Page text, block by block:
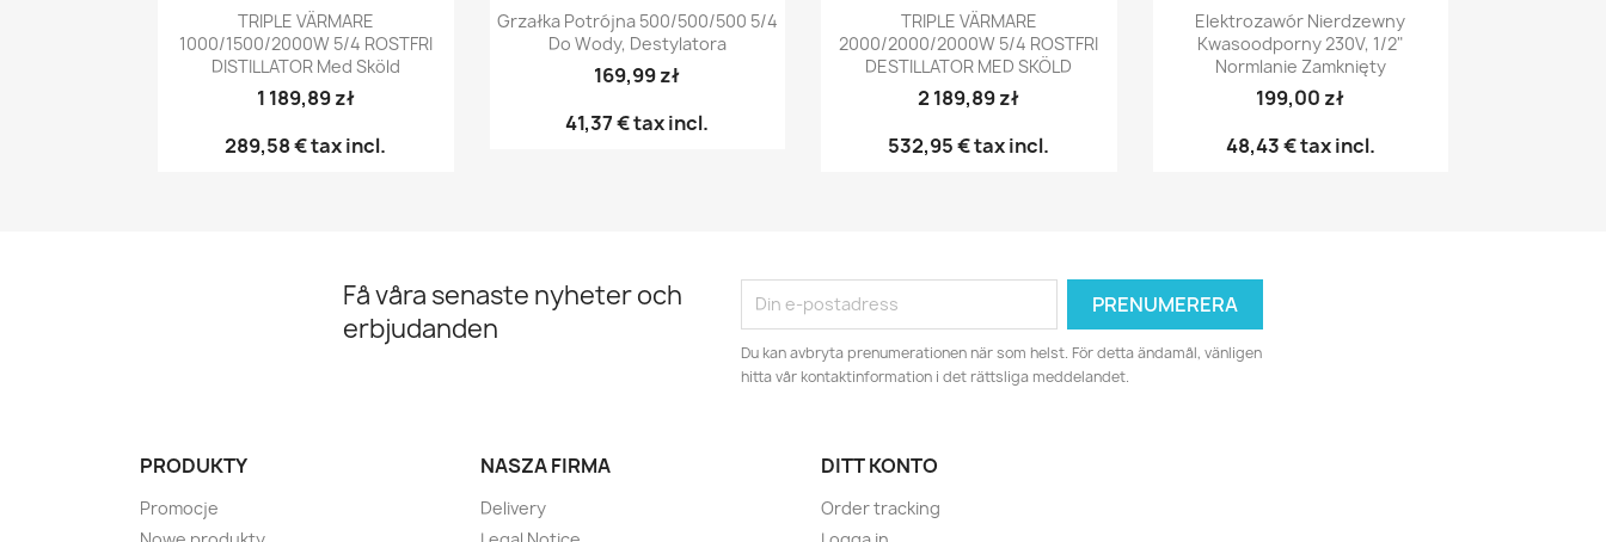
 Snabbvy
TRIPLE VÄRMARE
1000/1500/2000W 5/4 ROSTFRI
DISTILLATOR Med Sköld
1 189,89 zł
289,58 €tax incl.
Snabbvy
Grzałka Potrójna 500/500/500 5/4
Do Wody, Destylatora
169,99 zł
41,37 €tax incl.
 Snabbvy
TRIPLE VÄRMARE
2000/2000/2000W 5/4 ROSTFRI
DESTILLATOR MED SKÖLD
2 189,89 zł
532,95 €tax incl.
Snabbvy
Elektrozawór Nierdzewny
Kwasoodporny 230V, 1/2"
Normlanie Zamknięty
199,00 zł
48,43 €tax incl.
Få våra senaste nyheter och
erbjudanden
Du kan avbryta prenumerationen när som helst. För detta ändamål, vänligen
hitta vår kontaktinformation i det rättsliga meddelandet.
PRODUKTY
Promocje
NASZA FIRMA
Delivery
DITT KONTO
Order tracking